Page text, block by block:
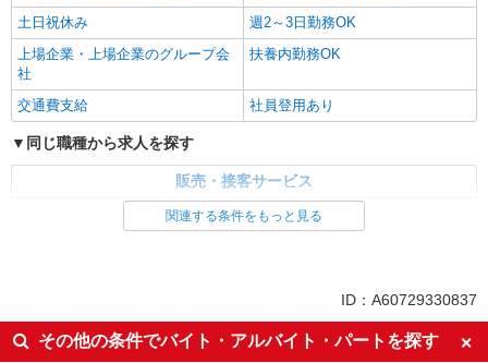
土日祝休み
週2～3日勤務OK
上場企業・上場企業のグループ会
社
扶養内勤務OK
交通費支給 社員登用あり
同じ職種から求人を探す
販売・接客サービス
未経験歓迎
ミドル（40代～）活躍中
土日祝休み
週2～3日勤務OK
関連する条件をもっと見る
ID：A60729330837
その他の条件でバイト・アルバイト・パートを探す